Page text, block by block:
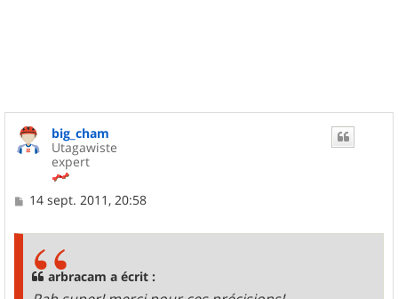
big_cham
Utagawiste
expert
M14 sept. 2011, 20:58
arbracam a écrit :